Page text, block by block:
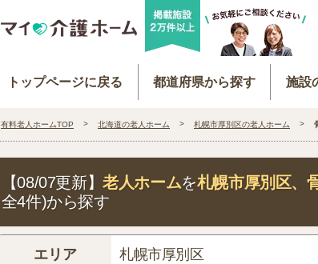
トップページに戻る 都道府県から探す 施設
有料老人ホームTOP 北海道の老人ホーム 札幌市厚別区の老人ホーム
【08/07更新】老人ホームを札幌市厚別区、
全4件)から探す
エリア 札幌市厚別区